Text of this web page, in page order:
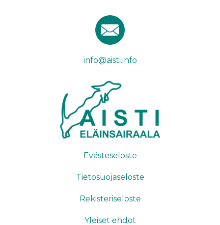
info@aisti.info
Evästeseloste
Tietosuojaseloste
Rekisteriseloste
Yleiset ehdot